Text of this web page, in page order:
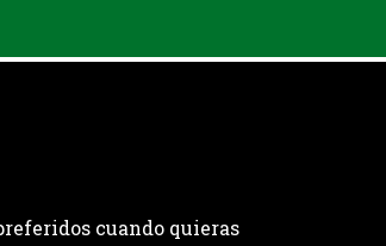
cuando quieras